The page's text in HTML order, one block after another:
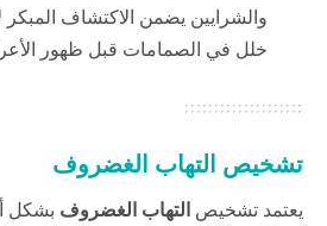
والشرايين يضمن الاكتشاف
خلل في الصمامات قبل ظهور
تشخيص التهاب الغضروف
يعتمد تشخيص التهاب الغضروف بشكل